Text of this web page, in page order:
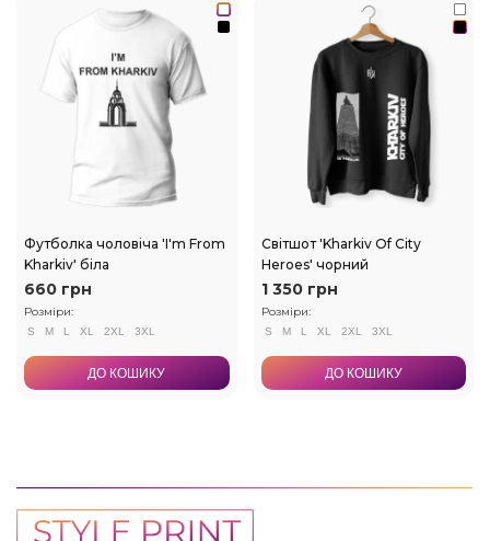
Футболка чоловіча 'I'm From
Kharkiv' біла
660 грн
Розміри:
S M L XL 2XL 3XL
ДО КОШИКУ
Світшот 'Kharkiv Of City
Heroes' чорний
1 350 грн
Розміри:
S M L XL 2XL 3XL
ДО КОШИКУ